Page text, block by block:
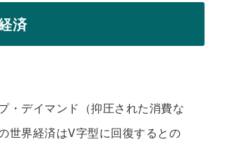
済
・デイマンド（抑圧された消費な
世界経済はV字型に回復するとの